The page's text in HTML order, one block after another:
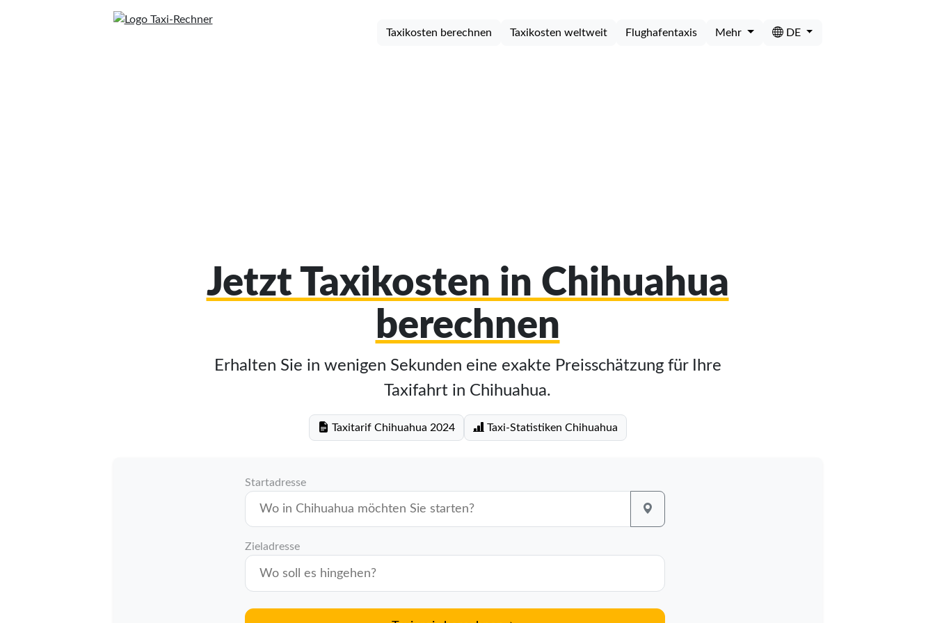
Taxikosten berechnen Taxikosten weltweit Flughafentaxis Mehr DE
Jetzt Taxikosten in Chihuahua
berechnen
Erhalten Sie in wenigen Sekunden eine exakte Preisschätzung für Ihre
Taxifahrt in Chihuahua.
Taxitarif Chihuahua 2024 Taxi-Statistiken Chihuahua
Startadresse
Zieladresse